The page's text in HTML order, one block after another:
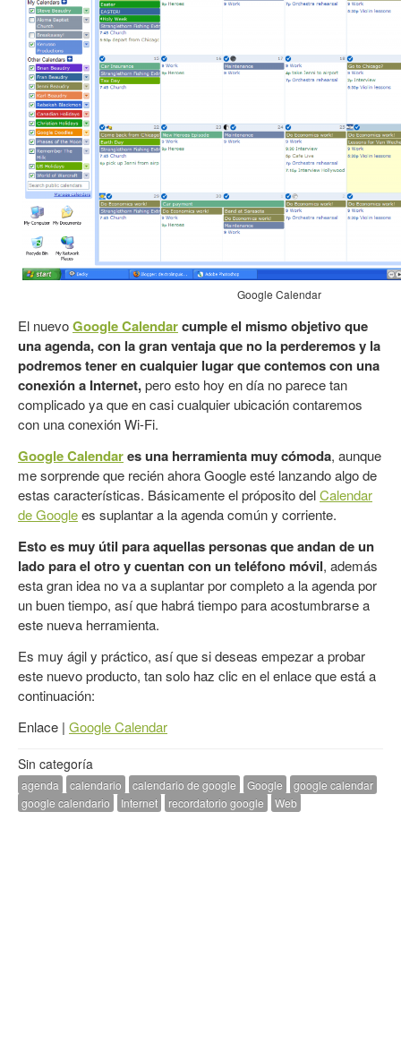
Google Calendar
El nuevoGoogle Calendarcumple el mismo objetivo que
una agenda, con la gran ventaja que no la perderemos y la
podremos tener en cualquier lugar que contemos con una
conexión a Internet,pero esto hoy en día no parece tan
complicado ya que en casi cualquier ubicación contaremos
con una conexión Wi-Fi.
Google Calendares una herramienta muy cómoda, aunque
me sorprende que recién ahora Google esté lanzando algo de
estas características. Básicamente el próposito delCalendar
de Googlees suplantar a la agenda común y corriente.
Esto es muy útil para aquellas personas que andan de un
lado para el otro y cuentan con un teléfono móvil, además
esta gran idea no va a suplantar por completo a la agenda por
un buen tiempo, así que habrá tiempo para acostumbrarse a
este nueva herramienta.
Es muy ágil y práctico, así que si deseas empezar a probar
este nuevo producto, tan solo haz clic en el enlace que está a
continuación:
Enlace | Google Calendar
Sin categoría
agenda calendario calendario de google Google
google calendar
google calendario
Internet recordatorio google Web